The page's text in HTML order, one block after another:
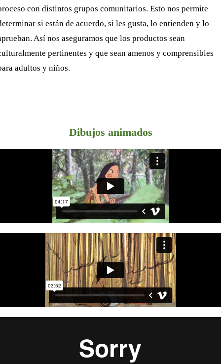
con distintos grupos comunitarios. Esto nos permite
si están de acuerdo, si les gusta, lo entienden y lo
Así nos aseguramos que los productos sean
pertinentes y que sean amenos y comprensibles
adultos y niños.
Dibujos animados